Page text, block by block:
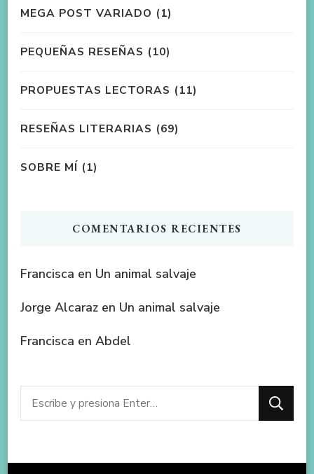
MEGA POST VARIADO (1)
PEQUEÑAS RESEÑAS (10)
PROPUESTAS LECTORAS (11)
RESEÑAS LITERARIAS (69)
SOBRE MÍ (1)
COMENTARIOS RECIENTES
Francisca en Un animal salvaje
Jorge Alcaraz en Un animal salvaje
Francisca en Abdel
¿Buscas
algo?